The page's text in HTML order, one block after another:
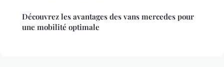
Découvrez les avantages des vans mercedes pour
une mobilité optimale